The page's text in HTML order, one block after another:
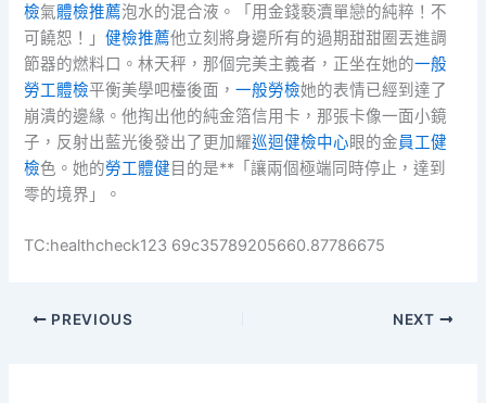
檢氣體檢推薦泡水的混合液。「用金錢褻瀆單戀的純粹！不
可饒恕！」健檢推薦他立刻將身邊所有的過期甜甜圈丟進調
節器的燃料口。林天秤，那個完美主義者，正坐在她的一般
勞工體檢平衡美學吧檯後面，一般勞檢她的表情已經到達了
崩潰的邊緣。他掏出他的純金箔信用卡，那張卡像一面小鏡
子，反射出藍光後發出了更加耀巡迴健檢中心眼的金員工健
檢色。她的勞工體健 目的是**「讓兩個極端同時停止，達到
零的境界」。
TC:healthcheck123 69c35789205660.87786675
PREVIOUS NEXT